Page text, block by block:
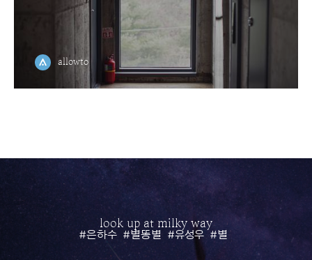
allowto
look up at milky way
#은하수 #별똥별 #유성우 #별